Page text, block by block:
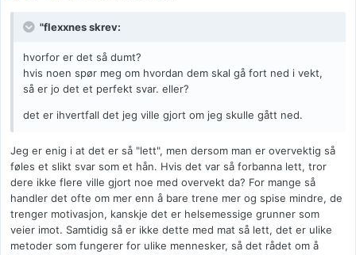
"flexxnes skrev:
hvorfor er det så dumt?
hvis noen spør meg om hvordan dem skal gå fort ned i vekt,
så er jo det et perfekt svar. eller?
det er ihvertfall det jeg ville gjort om jeg skulle gått ned.
Jeg er enig i at det er så "lett", men dersom man er overvektig så
føles et slikt svar som et hån. Hvis det var så forbanna lett, tror
dere ikke flere ville gjort noe med overvekt da? For mange så
handler det ofte om mer enn å bare trene mer og spise mindre, de
trenger motivasjon, kanskje det er helsemessige grunner som
veier imot. Samtidig så er ikke dette med mat så lett, det er ulike
metoder som fungerer for ulike mennesker, så det rådet om å